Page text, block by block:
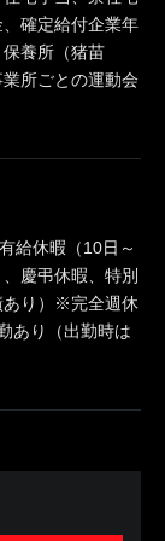
確定給付企業年
養所（猪苗
所ごとの運動会
給休暇（10日～
慶弔休暇、特別
あり）※完全週休
あり（出勤時は